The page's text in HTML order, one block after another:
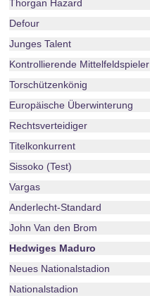
Thorgan Hazard
Defour
Junges Talent
Kontrollierende Mittelfeldspieler
Torschützenkönig
Europäische Überwinterung
Rechtsverteidiger
Titelkonkurrent
Sissoko (Test)
Vargas
Anderlecht-Standard
John Van den Brom
Hedwiges Maduro
Neues Nationalstadion
Nationalstadion